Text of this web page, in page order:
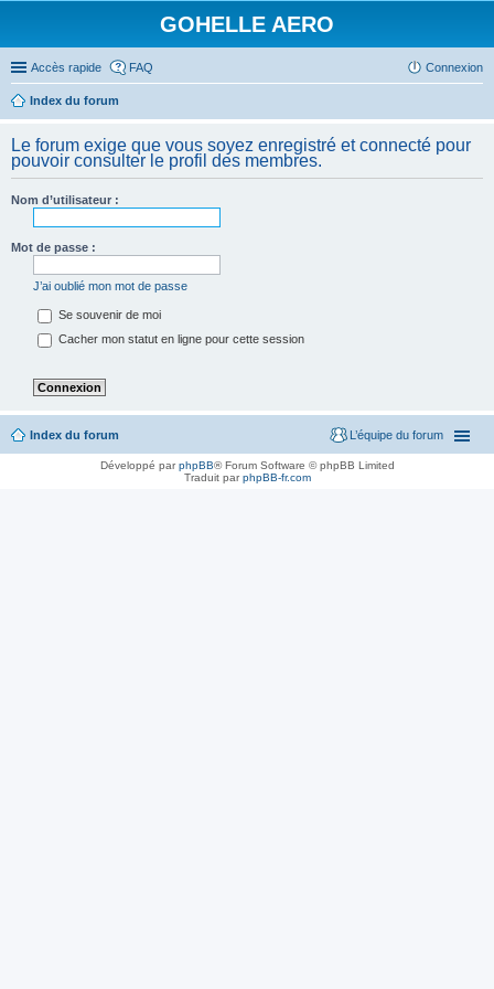
GOHELLE AERO
Accès rapide FAQ Connexion
Index du forum
Le forum exige que vous soyez enregistré et connecté pour
pouvoir consulter le profil des membres.
Nom d’utilisateur :
Mot de passe :
J’ai oublié mon mot de passe
Se souvenir de moi
Cacher mon statut en ligne pour cette session
Index du forum L’équipe du forum
Développé parphpBB® Forum Software © phpBB Limited
Traduit parphpBB-fr.com